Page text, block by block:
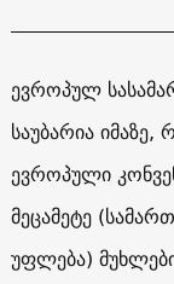
ევროპულ
საუბარია
ევროპული
მეცამეტე
უფლება)